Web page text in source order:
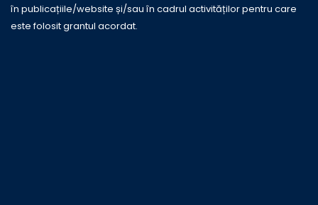
în publicațiile/website și/sau în cadrul activităților pentru care
este folosit grantul acordat.